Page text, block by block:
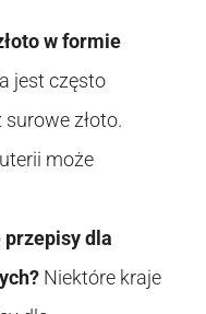
w formie
jest często
złoto.
może
dla
Niektóre kraje